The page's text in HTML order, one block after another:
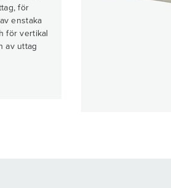
för
enstaka
för vertikal
av uttag